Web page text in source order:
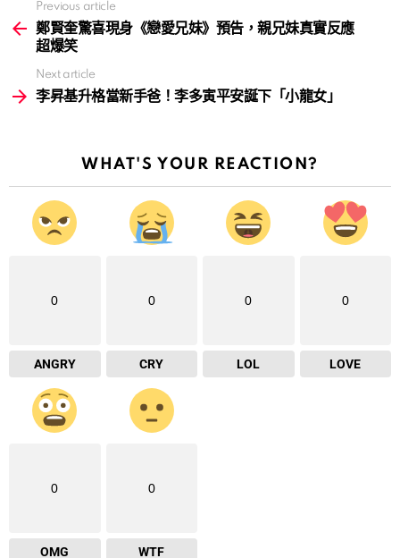
more
Previous article
鄭賢奎驚喜現身《戀愛兄妹》預告，親兄妹真實反應
超爆笑
Next article
李昇基升格當新手爸！李多寅平安誕下「小龍女」
WHAT'S YOUR REACTION?
0
ANGRY
0
CRY
0
LOL
0
LOVE
0
OMG
0
WTF